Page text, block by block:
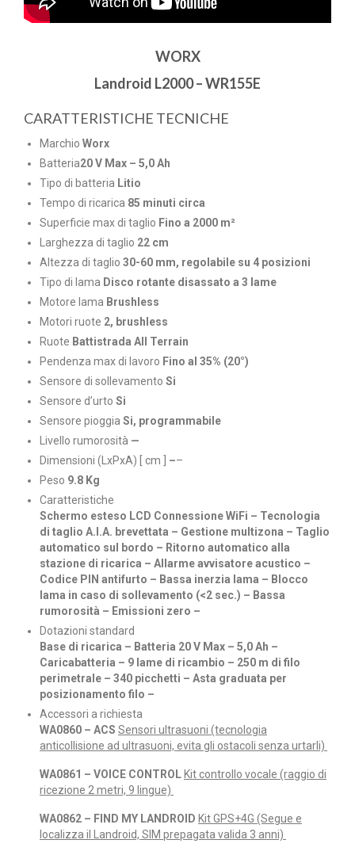
WORX
Landroid L2000 – WR155E
CARATTERISTICHE TECNICHE
Marchio Worx
Batteria20 V Max – 5,0 Ah
Tipo di batteria Litio
Tempo di ricarica 85 minuti circa
Superficie max di taglio Fino a 2000 m²
Larghezza di taglio 22 cm
Altezza di taglio 30-60 mm, regolabile su 4 posizioni
Tipo di lama Disco rotante disassato a 3 lame
Motore lama Brushless
Motori ruote 2, brushless
Ruote Battistrada All Terrain
Pendenza max di lavoro Fino al 35% (20°)
Sensore di sollevamento Si
Sensore d’urto Si
Sensore pioggia Si, programmabile
Livello rumorosità —
Dimensioni (LxPxA) [ cm ] ––
Peso 9.8 Kg
Caratteristiche
Schermo esteso LCD Connessione WiFi – Tecnologia
di taglio A.I.A. brevettata – Gestione multizona – Taglio
automatico sul bordo – Ritorno automatico alla
stazione di ricarica – Allarme avvisatore acustico –
Codice PIN antifurto – Bassa inerzia lama – Blocco
lama in caso di sollevamento (<2 sec.) – Bassa
rumorosità – Emissioni zero –
Dotazioni standard
Base di ricarica – Batteria 20 V Max – 5,0 Ah –
Caricabatteria – 9 lame di ricambio – 250 m di filo
perimetrale – 340 picchetti – Asta graduata per
posizionamento filo –
Accessori a richiesta
WA0860 – ACS Sensori ultrasuoni (tecnologia
anticollisione ad ultrasuoni, evita gli ostacoli senza urtarli)
WA0861 – VOICE CONTROL Kit controllo vocale (raggio di
ricezione 2 metri, 9 lingue)
WA0862 – FIND MY LANDROID Kit GPS+4G (Segue e
localizza il Landroid, SIM prepagata valida 3 anni)